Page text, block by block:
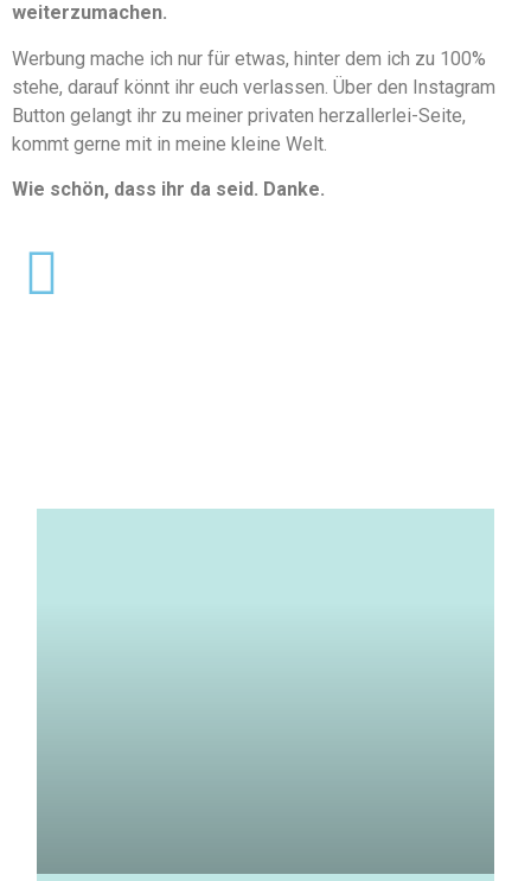
weiterzumachen.
Werbung mache ich nur für etwas, hinter dem ich zu 100%
stehe, darauf könnt ihr euch verlassen. Über den Instagram
Button gelangt ihr zu meiner privaten herzallerlei-Seite,
kommt gerne mit in meine kleine Welt.
Wie schön, dass ihr da seid. Danke.